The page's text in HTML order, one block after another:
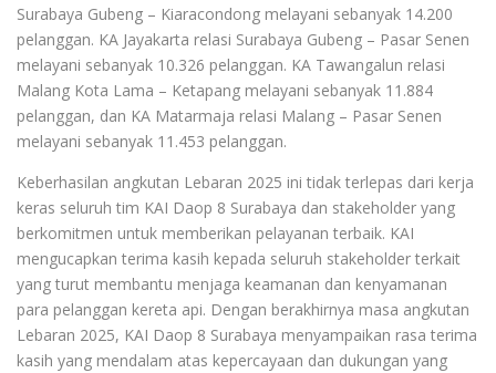
Surabaya Gubeng – Kiaracondong melayani sebanyak 14.200
pelanggan. KA Jayakarta relasi Surabaya Gubeng – Pasar Senen
melayani sebanyak 10.326 pelanggan. KA Tawangalun relasi
Malang Kota Lama – Ketapang melayani sebanyak 11.884
pelanggan, dan KA Matarmaja relasi Malang – Pasar Senen
melayani sebanyak 11.453 pelanggan.
Keberhasilan angkutan Lebaran 2025 ini tidak terlepas dari kerja
keras seluruh tim KAI Daop 8 Surabaya dan stakeholder yang
berkomitmen untuk memberikan pelayanan terbaik. KAI
mengucapkan terima kasih kepada seluruh stakeholder terkait
yang turut membantu menjaga keamanan dan kenyamanan
para pelanggan kereta api. Dengan berakhirnya masa angkutan
Lebaran 2025, KAI Daop 8 Surabaya menyampaikan rasa terima
kasih yang mendalam atas kepercayaan dan dukungan yang